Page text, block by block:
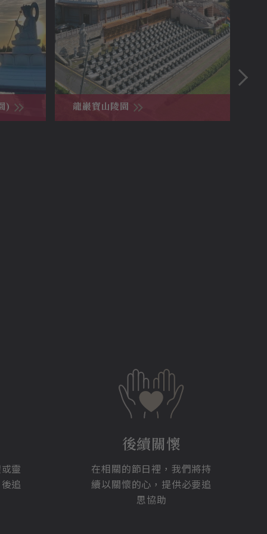
) 龍巖寶山陵園
靈
追
後續關懷
在相關的節日裡，我們將持
續以關懷的心，提供必要追
思協助